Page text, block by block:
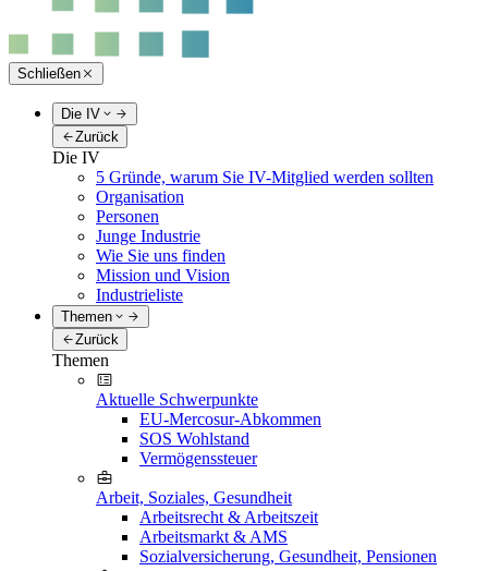
Schließen
Die IV
Zurück
Die IV
5 Gründe, warum Sie IV-Mitglied werden sollten
Organisation
Personen
Junge Industrie
Wie Sie uns finden
Mission und Vision
Industrieliste
Themen
Zurück
Themen
Aktuelle Schwerpunkte
EU-Mercosur-Abkommen
SOS Wohlstand
Vermögenssteuer
Arbeit, Soziales, Gesundheit
Arbeitsrecht & Arbeitszeit
Arbeitsmarkt & AMS
Sozialversicherung, Gesundheit, Pensionen